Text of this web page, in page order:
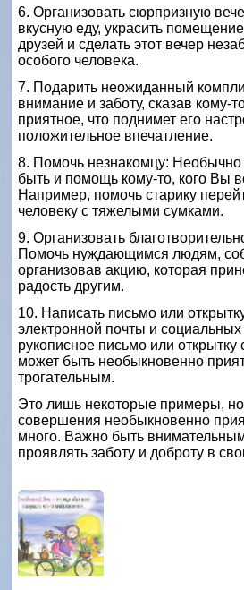
6. Организовать сюрпризную
вкусную еду, украсить
друзей и сделать этот вечер
особого человека.
7. Подарить неожиданный
внимание и заботу, сказав кому-
приятное, что поднимет его
положительное впечатление.
8. Помочь незнакомцу:
быть и помощь кому-то, кого Вы
Например, помочь старику
человеку с тяжелыми сумками.
9. Организовать
Помочь нуждающимся людям,
организовав акцию, которая
радость другим.
10. Написать письмо или
электронной почты и социальных
рукописное письмо или
может быть необыкновенно
трогательным.
Это лишь некоторые примеры,
совершения необыкновенно
много. Важно быть
проявлять заботу и доброту в